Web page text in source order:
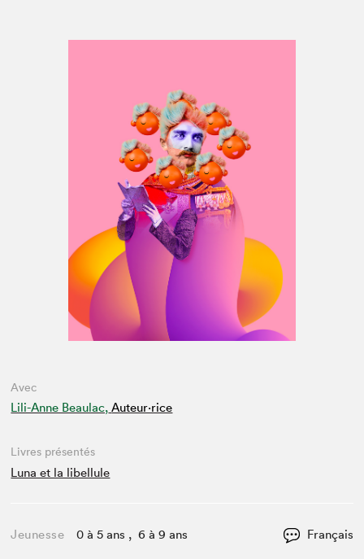
Avec
Lili-Anne Beaulac, Auteur·rice
Livres présentés
Luna et la libellule
Jeunesse 0 à 5 ans , 6 à 9 ans Français